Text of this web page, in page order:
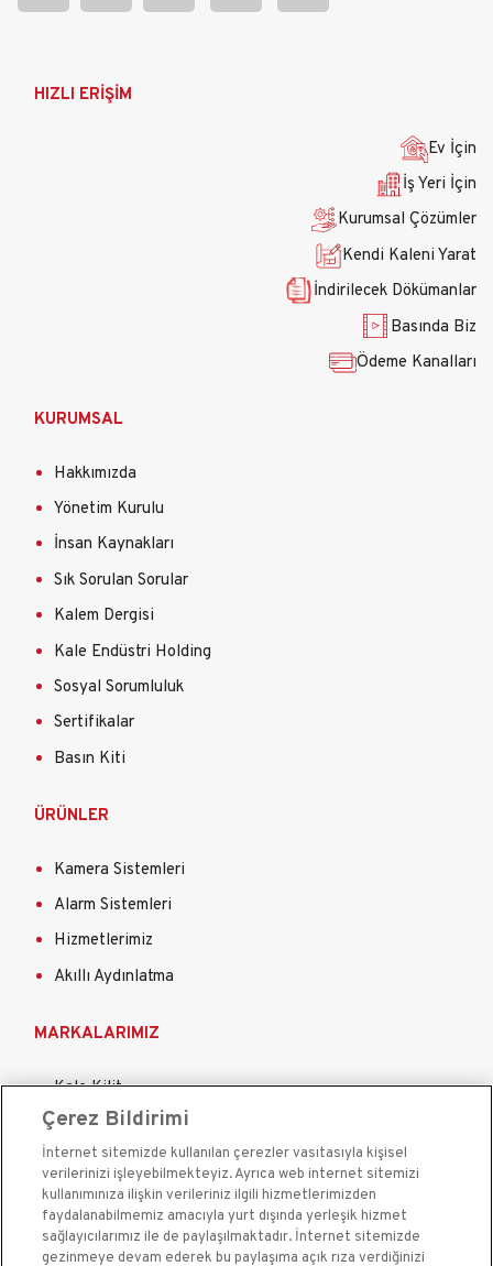
AnaHIZLI ERİŞİM
Ev İçin
İş Yeri İçin
Kurumsal Çözümler
Kendi Kaleni Yarat
İndirilecek Dökümanlar
Basında Biz
Ödeme Kanalları
KURUMSAL
Hakkımızda
Yönetim Kurulu
İnsan Kaynakları
Sık Sorulan Sorular
Kalem Dergisi
Kale Endüstri Holding
Sosyal Sorumluluk
Sertifikalar
Basın Kiti
ÜRÜNLER
Kamera Sistemleri
Alarm Sistemleri
Hizmetlerimiz
Akıllı Aydınlatma
MARKALARIMIZ
Kale Kilit
Kale Çelik Kapı
Kale Çelik Kasa
Kale Kapı Pencere Sistemleri
Kale Sigorta
Çerez Bildirimi
İnternet sitemizde kullanılan çerezler vasıtasıyla kişisel
verilerinizi işleyebilmekteyiz. Ayrıca web internet sitemizi
kullanımınıza ilişkin verileriniz ilgili hizmetlerimizden
faydalanabilmemiz amacıyla yurt dışında yerleşik hizmet
sağlayıcılarımız ile de paylaşılmaktadır. İnternet sitemizde
gezinmeye devam ederek bu paylaşıma açık rıza verdiğinizi